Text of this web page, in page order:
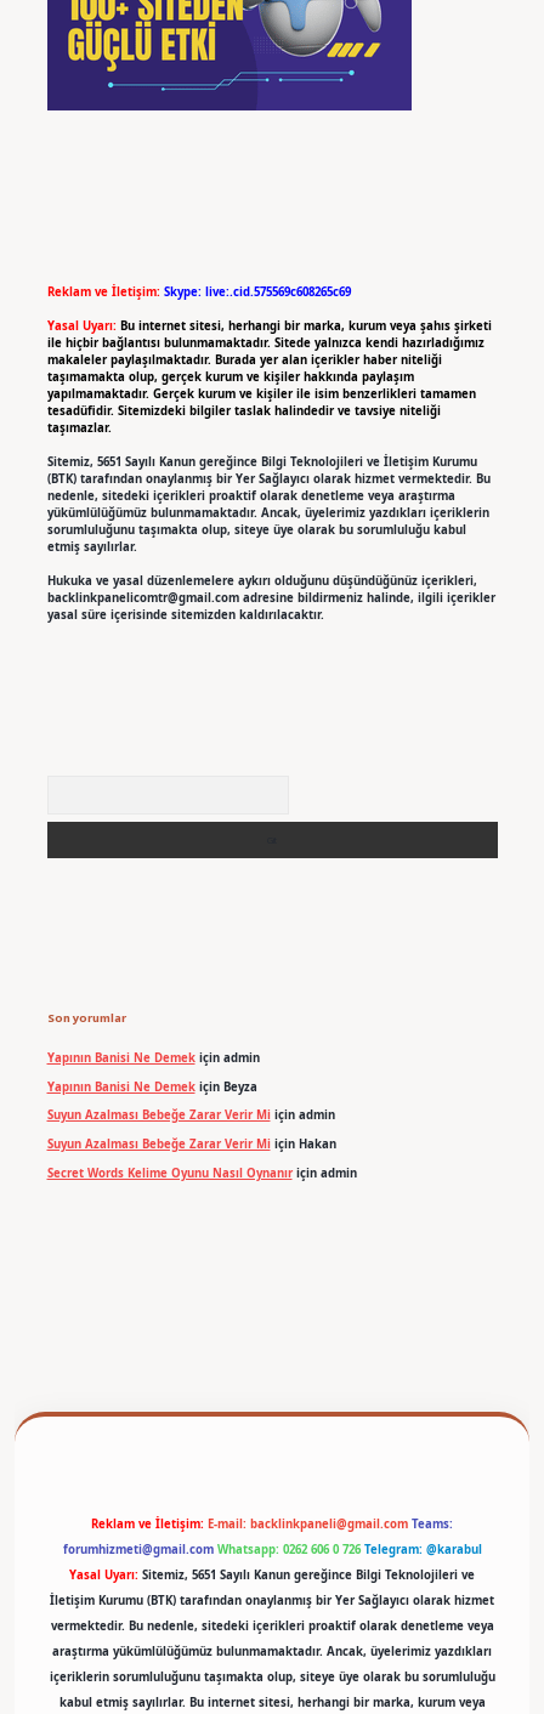
Reklam ve İletişim: Skype: live:.cid.575569c608265c69
Yasal Uyarı: Bu internet sitesi, herhangi bir marka, kurum veya şahıs şirketi
ile hiçbir bağlantısı bulunmamaktadır. Sitede yalnızca kendi hazırladığımız
makaleler paylaşılmaktadır. Burada yer alan içerikler haber niteliği
taşımamakta olup, gerçek kurum ve kişiler hakkında paylaşım
yapılmamaktadır. Gerçek kurum ve kişiler ile isim benzerlikleri tamamen
tesadüfidir. Sitemizdeki bilgiler taslak halindedir ve tavsiye niteliği
taşımazlar.
Sitemiz, 5651 Sayılı Kanun gereğince Bilgi Teknolojileri ve İletişim Kurumu
(BTK) tarafından onaylanmış bir Yer Sağlayıcı olarak hizmet vermektedir. Bu
nedenle, sitedeki içerikleri proaktif olarak denetleme veya araştırma
yükümlülüğümüz bulunmamaktadır. Ancak, üyelerimiz yazdıkları içeriklerin
sorumluluğunu taşımakta olup, siteye üye olarak bu sorumluluğu kabul
etmiş sayılırlar.
Hukuka ve yasal düzenlemelere aykırı olduğunu düşündüğünüz içerikleri,
backlinkpanelicomtr@gmail.comadresine bildirmeniz halinde, ilgili içerikler
yasal süre içerisinde sitemizden kaldırılacaktır.
Son yorumlar
Yapının Banisi Ne Demekiçin admin
Yapının Banisi Ne Demekiçin Beyza
Suyun Azalması Bebeğe Zarar Verir Miiçin admin
Suyun Azalması Bebeğe Zarar Verir Miiçin Hakan
Secret Words Kelime Oyunu Nasıl Oynanıriçin admin
Reklam ve İletişim: E-mail: backlinkpaneli@gmail.com Teams:
forumhizmeti@gmail.com Whatsapp: 0262 606 0 726 Telegram: @karabul
Yasal Uyarı: Sitemiz, 5651 Sayılı Kanun gereğince Bilgi Teknolojileri ve
İletişim Kurumu (BTK) tarafından onaylanmış bir Yer Sağlayıcı olarak hizmet
vermektedir. Bu nedenle, sitedeki içerikleri proaktif olarak denetleme veya
araştırma yükümlülüğümüz bulunmamaktadır. Ancak, üyelerimiz yazdıkları
içeriklerin sorumluluğunu taşımakta olup, siteye üye olarak bu sorumluluğu
kabul etmiş sayılırlar. Bu internet sitesi, herhangi bir marka, kurum veya